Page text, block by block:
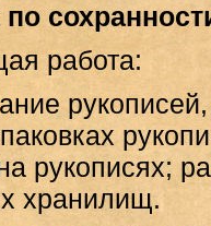
по
работа:
рукописях;
хранилищ.